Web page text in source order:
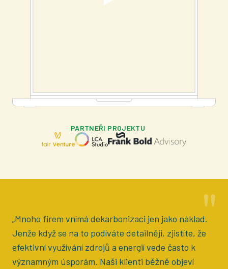
PARTNEŘI PROJEKTU
„Mnoho firem vnímá dekarbonizaci jen jako náklad.
Jenže když se na to podíváte detailněji, zjistíte, že
efektivní využívání zdrojů a energií vede často k
významným úsporám. Naši klienti běžně objeví
"